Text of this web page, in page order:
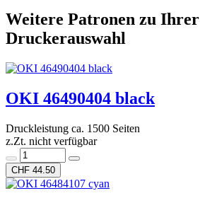
Weitere Patronen zu Ihrer
Druckerauswahl
OKI 46490404 black
Druckleistung ca. 1500 Seiten
z.Zt. nicht verfügbar
CHF 44.50